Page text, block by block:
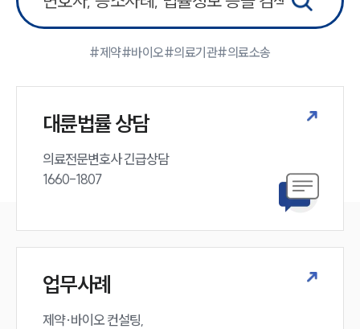
#제약#바이오#의료기관#의료소송
대륜법률 상담
의료전문변호사 긴급상담
1660-1807
업무사례
제약·바이오 컨설팅,